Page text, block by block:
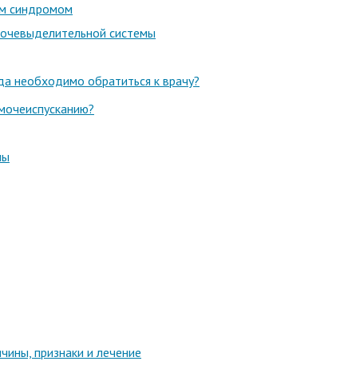
синдромом
системы
необходимо обратиться к врачу?
признаки и лечение